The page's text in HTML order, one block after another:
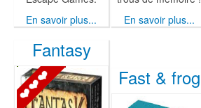
En savoir plus...
En savoir plus...
Fantasy
Fast & frog